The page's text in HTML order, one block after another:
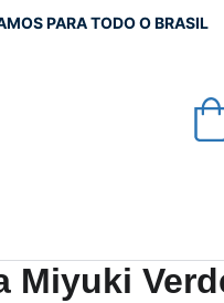
PARA TODO O BRASIL